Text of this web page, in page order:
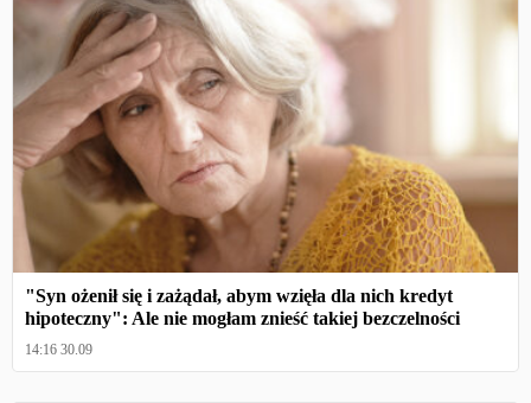
"Syn ożenił się i zażądał, abym wzięła dla nich kredyt
hipoteczny": Ale nie mogłam znieść takiej bezczelności
14:16 30.09